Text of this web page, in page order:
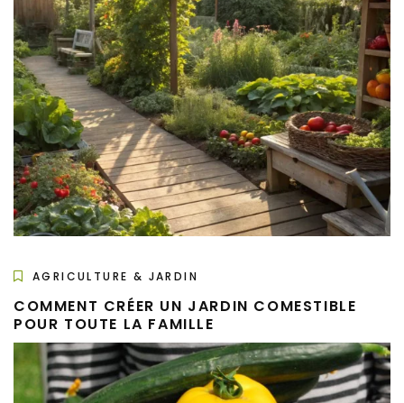
AGRICULTURE & JARDIN
COMMENT CRÉER UN JARDIN COMESTIBLE
POUR TOUTE LA FAMILLE